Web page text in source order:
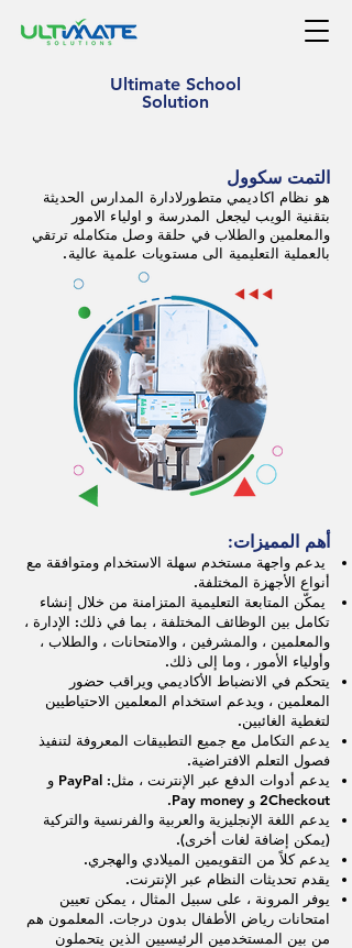
Ultimate School
Solution
التمت سكوول
هو نظام اكاديمي متطورلادارة المدارس الحديثة
بتقنية الويب ليجعل المدرسة و اولياء الامور
والمعلمين والطلاب في حلقة وصل متكامله ترتقي
بالعملية التعليمية الى مستويات علمية عالية.
أهم المميزات:
يدعم واجهة مستخدم سهلة الاستخدام ومتوافقة مع
أنواع الأجهزة المختلفة.
يمكّن المتابعة التعليمية المتزامنة من خلال إنشاء
تكامل بين الوظائف المختلفة ، بما في ذلك: الإدارة ،
والمعلمين ، والمشرفين ، والامتحانات ، والطلاب ،
وأولياء الأمور ، وما إلى ذلك.
يتحكم في الانضباط الأكاديمي ويراقب حضور
المعلمين ، ويدعم استخدام المعلمين الاحتياطيين
لتغطية الغائبين.
يدعم التكامل مع جميع التطبيقات المعروفة لتنفيذ
فصول التعلم الافتراضية.
يدعم أدوات الدفع عبر الإنترنت ، مثل: PayPal و
2Checkout و Pay money.
يدعم اللغة الإنجليزية والعربية والفرنسية والتركية
(يمكن إضافة لغات أخرى).
يدعم كلاً من التقويمين الميلادي والهجري.
يقدم تحديثات النظام عبر الإنترنت.
يوفر المرونة ، على سبيل المثال ، يمكن تعيين
امتحانات رياض الأطفال بدون درجات. المعلمون هم
من بين المستخدمين الرئيسيين الذين يتحملون